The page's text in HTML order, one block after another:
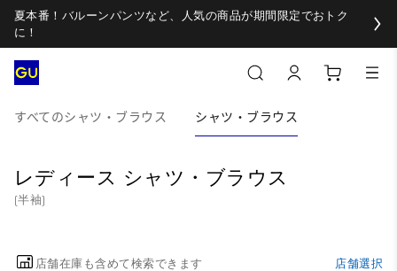
夏本番！バルーンパンツなど、人気の商品が期間限定でおトク
に！
すべてのシャツ・ブラウス シャツ・ブラウス
レディース シャツ・ブラウス
(半袖)
店舗在庫も含めて検索できます 店舗選択